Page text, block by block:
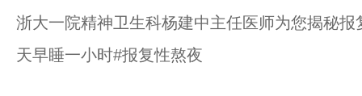
浙大一院精神卫生科杨建中主任医师为您揭秘
天早睡一小时#报复性熬夜